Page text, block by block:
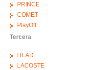
PRINCE
COMET
PlayOff
Tercera
HEAD
LACOSTE